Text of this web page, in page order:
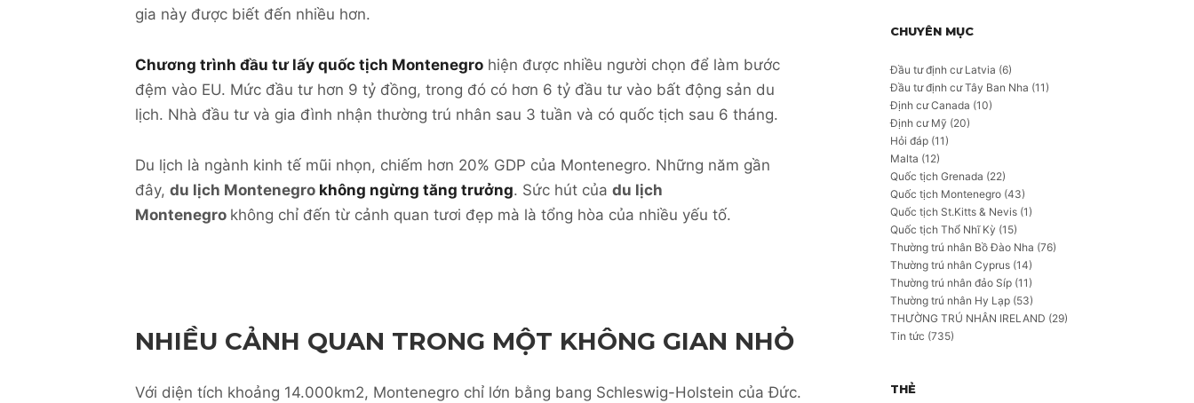
gia này được biết đến nhiều hơn.
Chương trình đầu tư lấy quốc tịch Montenegro hiện được nhiều người chọn để làm bước
đệm vào EU. Mức đầu tư hơn 9 tỷ đồng, trong đó có hơn 6 tỷ đầu tư vào bất động sản du
lịch. Nhà đầu tư và gia đình nhận thường trú nhân sau 3 tuần và có quốc tịch sau 6 tháng.
Du lịch là ngành kinh tế mũi nhọn, chiếm hơn 20% GDP của Montenegro. Những năm gần
đây, du lịch Montenegro không ngừng tăng trưởng. Sức hút của du lịch
Montenegro không chỉ đến từ cảnh quan tươi đẹp mà là tổng hòa của nhiều yếu tố.
NHIỀU CẢNH QUAN TRONG MỘT KHÔNG GIAN NHỎ
Với diện tích khoảng 14.000km2, Montenegro chỉ lớn bằng bang Schleswig-Holstein của Đức.
CHUYÊN MỤC
Đầu tư định cư Latvia (6)
Đầu tư định cư Tây Ban Nha (11)
Định cư Canada (10)
Định cư Mỹ (20)
Hỏi đáp (11)
Malta (12)
Quốc tịch Grenada (22)
Quốc tịch Montenegro (43)
Quốc tịch St.Kitts & Nevis (1)
Quốc tịch Thổ Nhĩ Kỳ (15)
Thường trú nhân Bồ Đào Nha (76)
Thường trú nhân Cyprus (14)
Thường trú nhân đảo Síp (11)
Thường trú nhân Hy Lạp (53)
THƯỜNG TRÚ NHÂN IRELAND (29)
Tin tức (735)
THẺ